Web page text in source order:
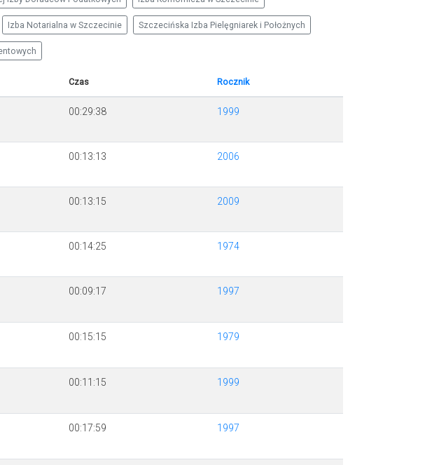
Izba Notarialna w Szczecinie Szczecińska Izba Pielęgniarek i Położnych
Czas Rocznik
00:29:38 1999
00:13:13 2006
00:13:15 2009
00:14:25 1974
00:09:17 1997
00:15:15 1979
00:11:15 1999
00:17:59 1997